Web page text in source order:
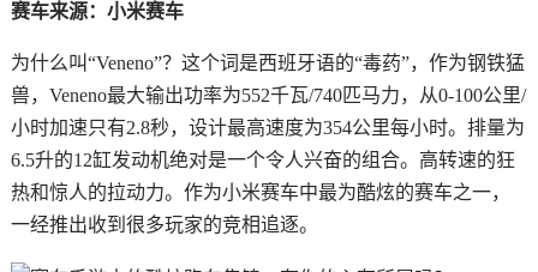
赛车来源：小米赛车
为什么叫“Veneno”？这个词是西班牙语的“毒药”，作为钢铁猛
兽，Veneno最大输出功率为552千瓦/740匹马力，从0-100公里/
小时加速只有2.8秒，设计最高速度为354公里每小时。排量为
6.5升的12缸发动机绝对是一个令人兴奋的组合。高转速的狂
热和惊人的拉动力。作为小米赛车中最为酷炫的赛车之一，
一经推出收到很多玩家的竞相追逐。